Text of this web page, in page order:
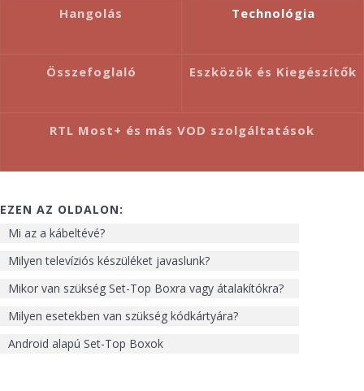
Hangolás Technológia
Összefoglaló Eszközök és Kiegészítők
RTL Most+ és más VOD szolgáltatások
EZEN AZ OLDALON:
Mi az a kábeltévé?
Milyen televíziós készüléket javaslunk?
Mikor van szükség Set-Top Boxra vagy átalakítókra?
Milyen esetekben van szükség kódkártyára?
Android alapú Set-Top Boxok